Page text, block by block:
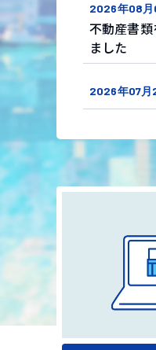
2026年08月
不動産書
ました
2026年07月
2026年07月